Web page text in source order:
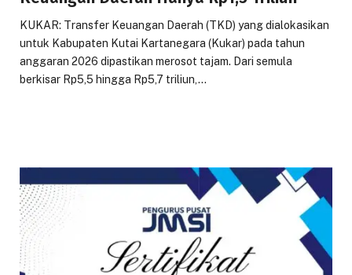
KUKAR: Transfer Keuangan Daerah (TKD) yang dialokasikan
untuk Kabupaten Kutai Kartanegara (Kukar) pada tahun
anggaran 2026 dipastikan merosot tajam. Dari semula
berkisar Rp5,5 hingga Rp5,7 triliun,…